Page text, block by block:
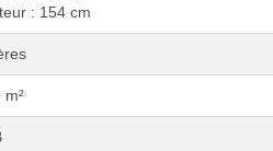
: 154 cm
m²